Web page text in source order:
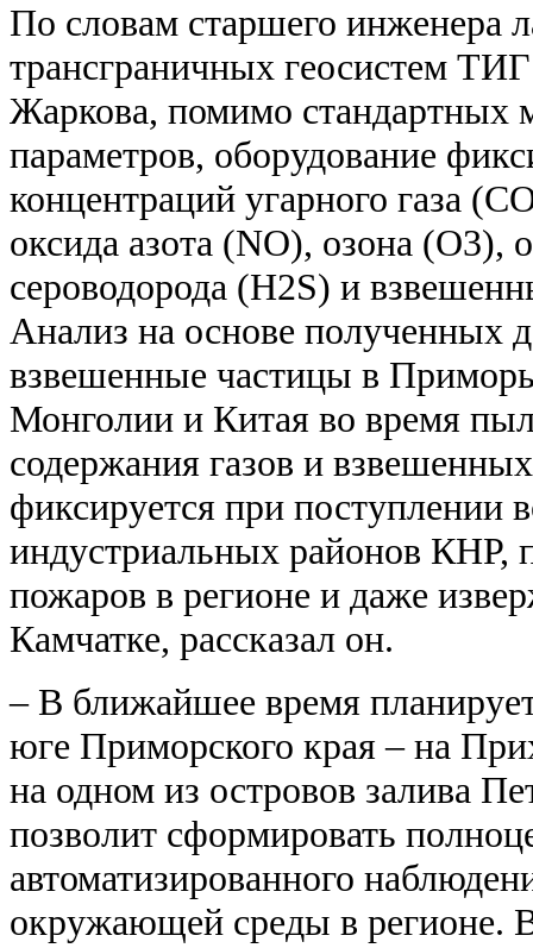
По словам старшего инженера
трансграничных геосистем
Жаркова, помимо стандартных
параметров, оборудование
концентраций угарного газа
оксида азота (NO), озона (O3),
сероводорода (H2S) и
Анализ на основе полученных
взвешенные частицы в
Монголии и Китая во время
содержания газов и
фиксируется при поступлении
индустриальных районов КНР,
пожаров в регионе и даже
Камчатке, рассказал он.
– В ближайшее время
юге Приморского края – на
на одном из островов залива
позволит сформировать
автоматизированного
окружающей среды в регионе.